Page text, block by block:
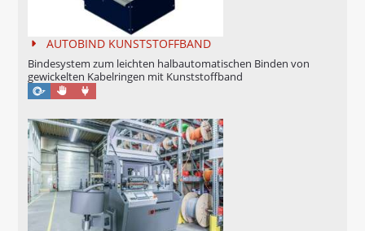
MOTROL 800
MOTROL 1000
RINGWICKLER / ROHRAUFWICKLER
RINGROL 300
RINGROL 400 / 560
RINGROL 600
RINGROL 800
RINGROL 1200
AUTOBIND KUNSTSTOFFBAND
Bindesystem zum leichten halbautomatischen Binden von
gewickelten Kabelringen mit Kunststoffband
Manuell
Maschinell